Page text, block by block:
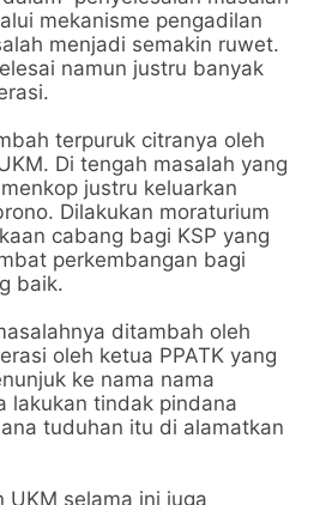
mekanisme pengadilan
menjadi semakin ruwet.
namun justru banyak
terpuruk citranya oleh
Di tengah masalah yang
justru keluarkan
Dilakukan moraturium
cabang bagi KSP yang
perkembangan bagi
baik.
ditambah oleh
oleh ketua PPATK yang
ke nama nama
lakukan tindak pindana
tuduhan itu di alamatkan
UKM selama ini juga